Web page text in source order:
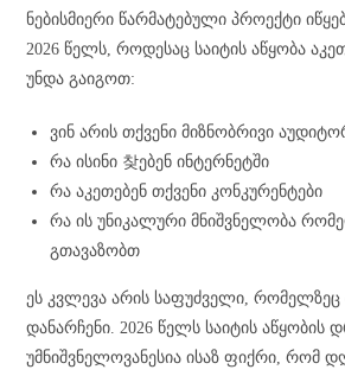
ნებისმიერი წარმატებული პროექტი
2026 წელს, როდესაც საიტის აწყობა
უნდა გაიგოთ:
ვინ არის თქვენი მიზნობრივი
რა ისინი 찾ებენ ინტერნეტში
რა აკეთებენ თქვენი კონკურენტები
რა ის უნიკალური მნიშვნელობა
გთავაზობთ
ეს კვლევა არის საფუძველი,
დანარჩენი. 2026 წელს საიტის აწყობის
უმნიშვნელოვანესია ისაზ ფიქრი, რომ